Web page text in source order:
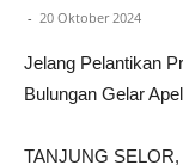
- 20 Oktober 2024
Jelang Pelantikan
Bulungan Gelar
TANJUNG SELOR,